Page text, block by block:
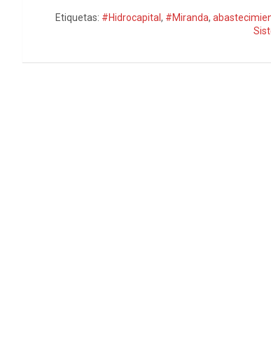
Etiquetas: #Hidrocapital, #Miranda,